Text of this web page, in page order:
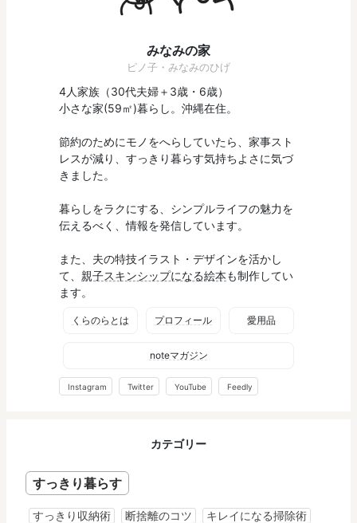
みなみの家
ピノ子・みなみのひげ
4人家族（30代夫婦＋3歳・6歳）
小さな家(59㎡)暮らし。沖縄在住。
節約のためにモノをへらしていたら、家事スト
レスが減り、すっきり暮らす気持ちよさに気づ
きました。
暮らしをラクにする、シンプルライフの魅力を
伝えるべく、情報を発信しています。
また、夫の特技イラスト・デザインを活かし
て、 親子スキンシップになる絵本も制作してい
ます。
くらのらとは プロフィール 愛用品
noteマガジン
Instagram Twitter YouTube Feedly
カテゴリー
すっきり暮らす
すっきり収納術 断捨離のコツ キレイになる掃除術